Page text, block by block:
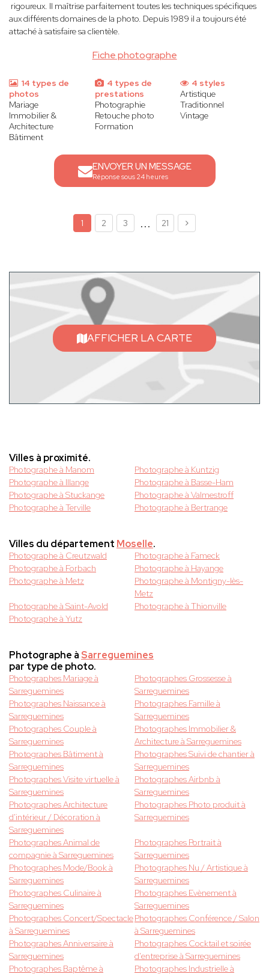
Fiche photographe
rigoureux. Il maîtrise parfaitement toutes les techniques spécifiques
aux différents domaines de la photo. Depuis 1989 il a toujours été
attaché à satisfaire sa clientèle.
14 types de
photos
Mariage
Immobilier &
Architecture
Bâtiment
4 types de
prestations
Photographie
Retouche photo
Formation
4 styles
Artistique
Traditionnel
Vintage
ENVOYER UN MESSAGE
Réponse sous 24 heures
1 2 3 ... 21
AFFICHER LA CARTE
Villes à proximité.
Photographe à Manom
Photographe à Kuntzig
Photographe à Illange
Photographe à Basse-Ham
Photographe à Stuckange
Photographe à Valmestroff
Photographe à Terville
Photographe à Bertrange
Villes du département Moselle.
Photographe à Creutzwald
Photographe à Fameck
Photographe à Forbach
Photographe à Hayange
Photographe à Metz
Photographe à Montigny-lès-
Metz
Photographe à Saint-Avold
Photographe à Thionville
Photographe à Yutz
Photographe à Sarreguemines
par type de photo.
Photographes Mariage à
Sarreguemines
Photographes Grossesse à
Sarreguemines
Photographes Naissance à
Sarreguemines
Photographes Famille à
Sarreguemines
Photographes Couple à
Sarreguemines
Photographes Immobilier &
Architecture à Sarreguemines
Photographes Bâtiment à
Sarreguemines
Photographes Suivi de chantier à
Sarreguemines
Photographes Visite virtuelle à
Sarreguemines
Photographes Airbnb à
Sarreguemines
Photographes Architecture
d'intérieur / Décoration à
Sarreguemines
Photographes Photo produit à
Sarreguemines
Photographes Animal de
compagnie à Sarreguemines
Photographes Portrait à
Sarreguemines
Photographes Mode/Book à
Sarreguemines
Photographes Nu / Artistique à
Sarreguemines
Photographes Culinaire à
Sarreguemines
Photographes Evènement à
Sarreguemines
Photographes Concert/Spectacle
à Sarreguemines
Photographes Conférence / Salon
à Sarreguemines
Photographes Anniversaire à
Sarreguemines
Photographes Cocktail et soirée
d'entreprise à Sarreguemines
Photographes Baptême à
Photographes Industrielle à